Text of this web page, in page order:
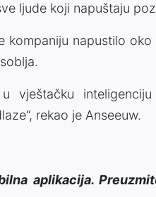
ljude koji napuštaju
kompaniju napustilo
vještačku
rekao je Anseeuw.
aplikacija.